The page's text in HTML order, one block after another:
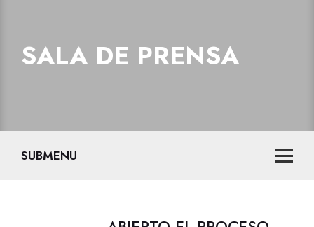
SALA DE PRENSA
SUBMENU